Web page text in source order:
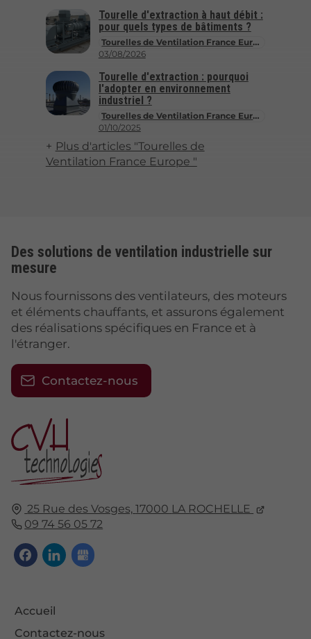
Tourelles de Ventilation France Europe
03/08/2026
Tourelle d'extraction à haut débit :
pour quels types de bâtiments ?
Tourelles de Ventilation France Europe
01/10/2025
Tourelle d'extraction : pourquoi
l'adopter en environnement
industriel ?
Plus d'articles "Tourelles de
Ventilation France Europe "
25 Rue des Vosges, 17000 LA ROCHELLE
09 74 56 05 72
Accueil
Contactez-nous
Des solutions de ventilation industrielle sur
mesure
Nous fournissons des ventilateurs, des moteurs
et éléments chauffants, et assurons également
des réalisations spécifiques en France et à
l'étranger.
Contactez-nous